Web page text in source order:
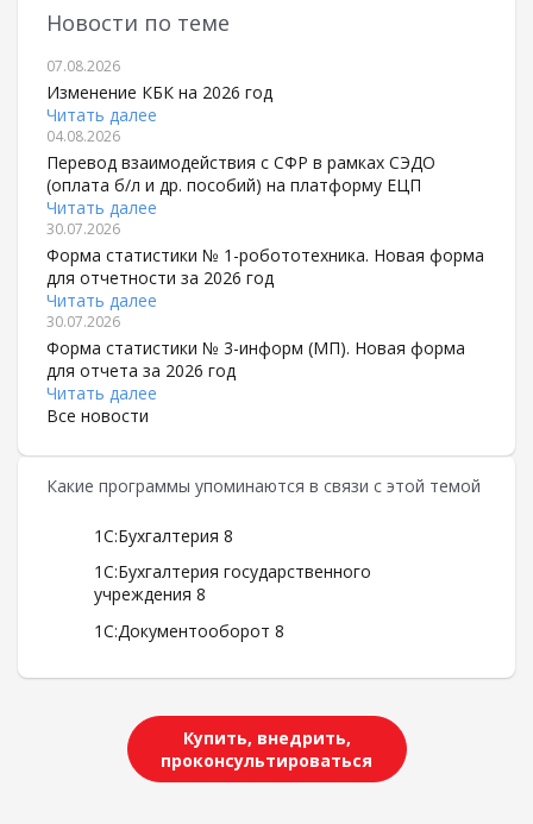
Какие программы упоминаются в связи с этой темой
1С:Бухгалтерия 8
1С:Бухгалтерия государственного
учреждения 8
1С:Документооборот 8
Новости по теме
07.08.2026
Изменение КБК на 2026 год
Читать далее
04.08.2026
Перевод взаимодействия с СФР в рамках СЭДО
(оплата б/л и др. пособий) на платформу ЕЦП
Читать далее
30.07.2026
Форма статистики № 1-робототехника. Новая форма
для отчетности за 2026 год
Читать далее
30.07.2026
Форма статистики № 3-информ (МП). Новая форма
для отчета за 2026 год
Читать далее
Все новости
Купить, внедрить,
проконсультироваться